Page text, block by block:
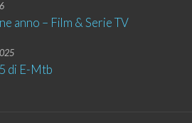
anno – Film & Serie TV
di E-Mtb